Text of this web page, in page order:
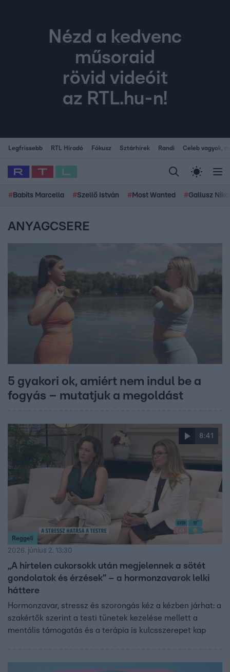
Nézd a kedvenc
műsoraid
rövid videóit
az RTL.hu-n!
Legfrissebb RTL Híradó Fókusz Sztárhírek Randi Celeb vagyok,
# Babits Marcella #Szellő István # Most Wanted #Gallusz
ANYAGCSERE
5 gyakori ok, amiért nem indul be a
fogyás – mutatjuk a megoldást
8:41
Reggeli
2026. június 2. 13:30
„A hirtelen cukorsokk után megjelennek a sötét
gondolatok és érzések” – a hormonzavarok lelki
háttere
Hormonzavar, stressz és szorongás kéz a kézben járhat: a
szakértők szerint a testi tünetek kezelése mellett a
mentális támogatás és a terápia is kulcsszerepet kap